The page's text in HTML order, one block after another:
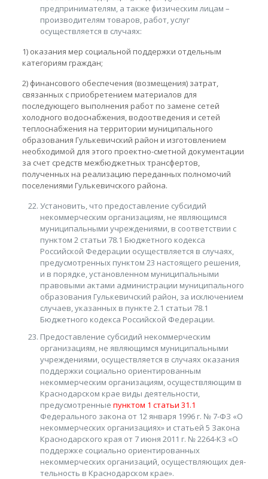
предпринимателям, а также физическим лицам –
производителям товаров, работ, услуг
осуществляется в случаях:
1) оказания мер социальной поддержки отдельным
категориям граждан;
2) финансового обеспечения (возмещения) затрат,
связанных с приобретением материалов для
последующего выполнения работ по замене сетей
холодного водоснабжения, водоотведения и сетей
теплоснабжения на территории муниципального
образования Гулькевичский район и изготовлением
необходимой для этого проектно-сметной документации
за счет средств межбюджетных трансфертов,
полученных на реализацию переданных полномочий
поселениями Гулькевичского района.
Установить, что предоставление субсидий
некоммерческим организациям, не являющимся
муниципальными учреждениями, в соответствии с
пунктом 2 статьи 78.1 Бюджетного кодекса
Российской Федерации осуществляется в случаях,
предусмотренных пунктом 23 настоящего решения,
и в порядке, установленном муниципальными
правовыми актами администрации муниципального
образования Гулькевичский район, за исключением
случаев, указанных в пункте 2.1 статьи 78.1
Бюджетного кодекса Российской Федерации.
Предоставление субсидий некоммерческим
организациям, не являющимся муниципальными
учреждениями, осуществляется в случаях оказания
поддержки социально ориентированным
некоммерческим организациям, осуществляющим в
Краснодарском крае виды деятельности,
предусмотренные пунктом 1 статьи 31.1
Федерального закона от 12 января 1996 г. № 7-ФЗ «О
некоммерческих организациях» и статьей 5 Закона
Краснодарского края от 7 июня 2011 г. № 2264-КЗ «О
поддержке социально ориентированных
некоммерческих организаций, осуществляющих дея­
тельность в Краснодарском крае».